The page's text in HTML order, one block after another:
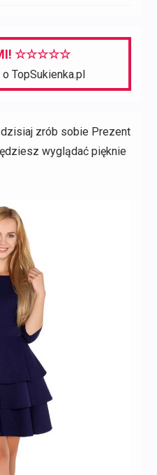
☆☆☆☆☆
TopSukienka.pl
dzisiaj zrób sobie Prezent
wyglądać pięknie